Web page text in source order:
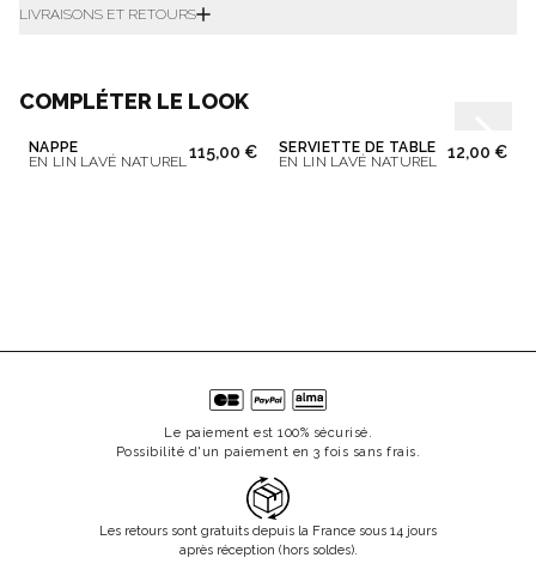
LIVRAISONS ET RETOURS
COMPLÉTER LE LOOK
NAPPE
EN LIN LAVÉ NATUREL115,00 €
SERVIETTE DE TABLE
EN LIN LAVÉ NATUREL
12,00 €
Le paiement est 100% sécurisé.
Possibilité d'un paiement en 3 fois sans frais.
Les retours sont gratuits depuis la France sous 14 jours
après réception (hors soldes).